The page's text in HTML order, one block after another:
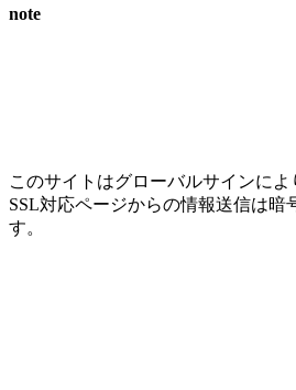
note
このサイトはグローバルサインによ
SSL対応ページからの情報送信は暗
す。